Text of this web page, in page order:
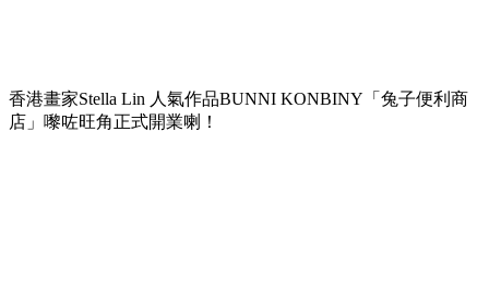
香港畫家Stella Lin 人氣作品BUNNI KONBINY「兔子便利商
店」嚟咗旺角正式開業喇！